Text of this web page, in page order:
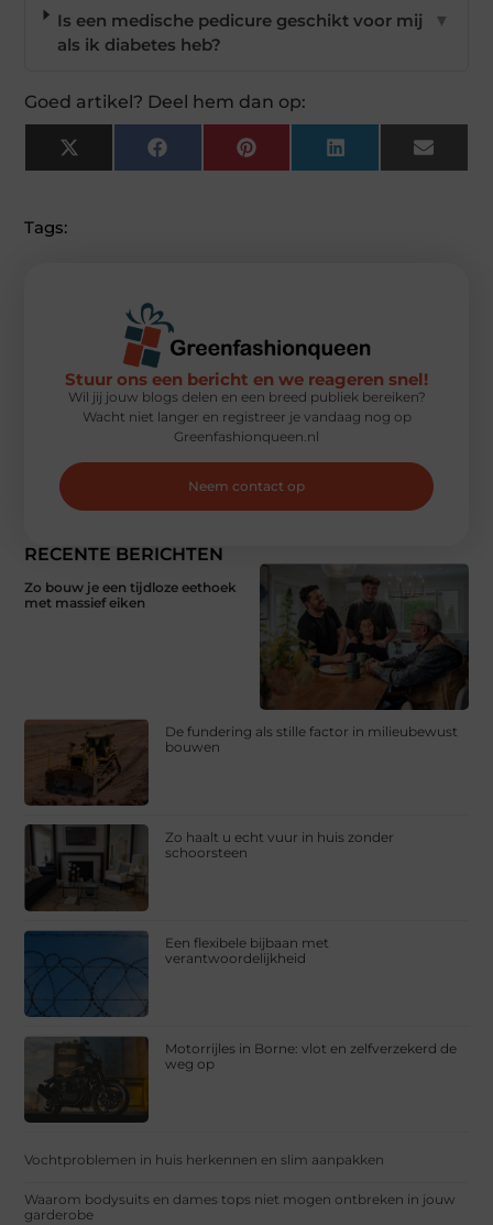
Is een medische pedicure geschikt voor mij
als ik diabetes heb?
▼
Goed artikel? Deel hem dan op:
X
(Twitter)
FacebookPinterest LinkedIn Email
Tags:
RECENTE BERICHTEN
Zo bouw je een tijdloze eethoek
met massief eiken
De fundering als stille factor in milieubewust
bouwen
Zo haalt u echt vuur in huis zonder
schoorsteen
Een flexibele bijbaan met
verantwoordelijkheid
Motorrijles in Borne: vlot en zelfverzekerd de
weg op
Vochtproblemen in huis herkennen en slim aanpakken
Waarom bodysuits en dames tops niet mogen ontbreken in jouw
garderobe
Stuur ons een bericht en we reageren snel!
Wil jij jouw blogs delen en een breed publiek bereiken?
Wacht niet langer en registreer je vandaag nog op
Greenfashionqueen.nl
Neem contact op